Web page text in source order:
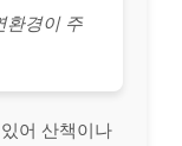
환경이 주
어 산책이나